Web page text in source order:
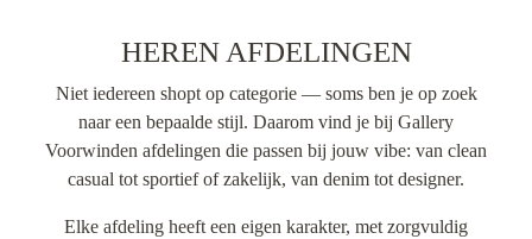
HEREN AFDELINGEN
Niet iedereen shopt op categorie — soms ben je op zoek
naar een bepaalde stijl. Daarom vind je bij Gallery
Voorwinden afdelingen die passen bij jouw vibe: van clean
casual tot sportief of zakelijk, van denim tot designer.
Elke afdeling heeft een eigen karakter, met zorgvuldig